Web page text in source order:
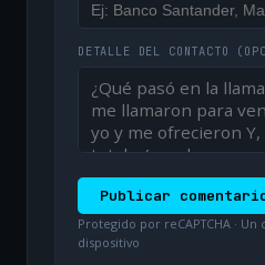
DETALLE DEL CONTACTO
Publicar
Protegido por reCAPTCHA ·
dispositivo